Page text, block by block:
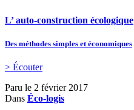
L’ auto-construction écologique
Des méthodes simples et économiques
> Écouter
Paru le 2 février 2017
Dans Éco-logis